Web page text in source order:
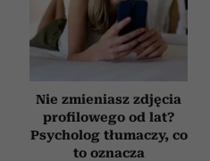
Nie zmieniasz zdjęcia
profilowego od lat?
Psycholog tłumaczy, co
to oznacza